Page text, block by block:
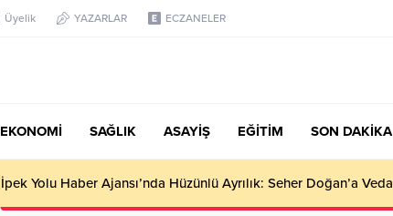
Üyelik YAZARLAR ECZANELER
EKONOMİ SAĞLIK ASAYİŞ EĞİTİM SON DAKİKA
İpek Yolu Haber Ajansı’nda Hüzünlü Ayrılık: Seher Doğan’a Veda